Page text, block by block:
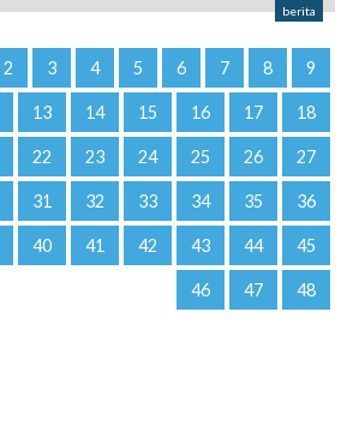
berita
2 3 4 5 6 7 8 9
13 14 15 16 17 18
22 23 24 25 26 27
31 32 33 34 35 36
40 41 42 43 44 45
46 47 48